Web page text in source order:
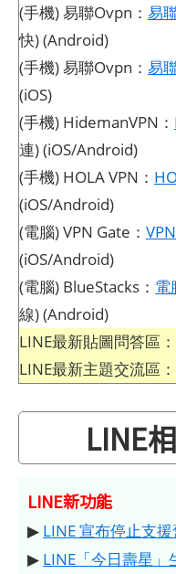
(手機) 易聯Ovpn： 易
快) (Android)
(手機) 易聯Ovpn： 易
(iOS)
(手機) HidemanVPN：
連) (iOS/Android)
(手機) HOLA VPN：
(iOS/Android)
(電腦) VPN Gate：
(iOS/Android)
(電腦) BlueStacks： 電
線) (Android)
LINE最新貼圖問答區：
LINE最新主題交流區：
LINE
LINE新功能
▶ LINE 宣布停止支援
▶ LINE「今日壽星」